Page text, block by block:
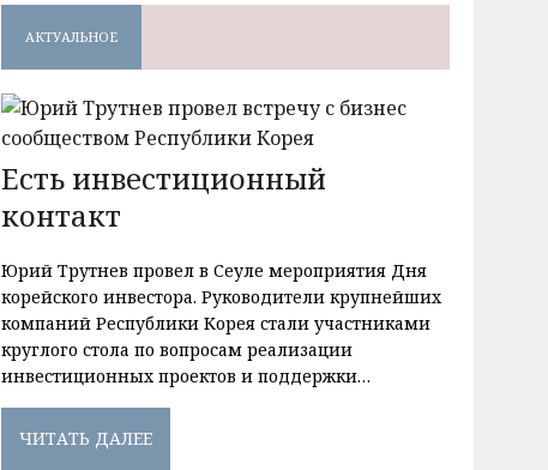
АКТУАЛЬНОЕ
Есть инвестиционный
контакт
Юрий Трутнев провел в Сеуле мероприятия Дня
корейского инвестора. Руководители крупнейших
компаний Республики Корея стали участниками
круглого стола по вопросам реализации
инвестиционных проектов и поддержки…
ЧИТАТЬ ДАЛЕЕ